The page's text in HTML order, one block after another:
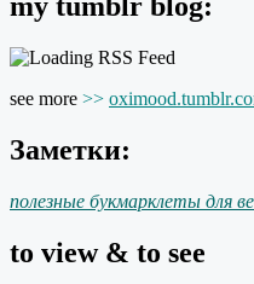
see more >>
Заметки:
полезные букмарклеты для
to view & to see